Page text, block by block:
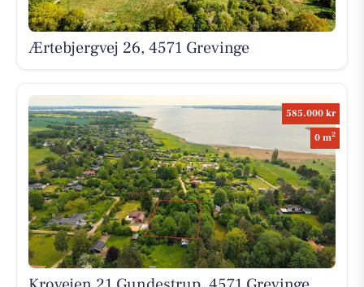
Ærtebjergvej 26, 4571 Grevinge
585.000 kr
0 m2